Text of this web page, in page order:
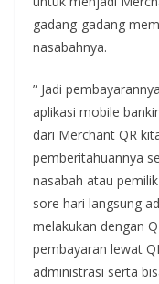
gadang-gadang
nasabahnya.
” Jadi
aplikasi mobile
dari Merchant QR
pemberitahuannya
nasabah atau
sore hari langsung
melakukan dengan
pembayaran lewat
administrasi serta